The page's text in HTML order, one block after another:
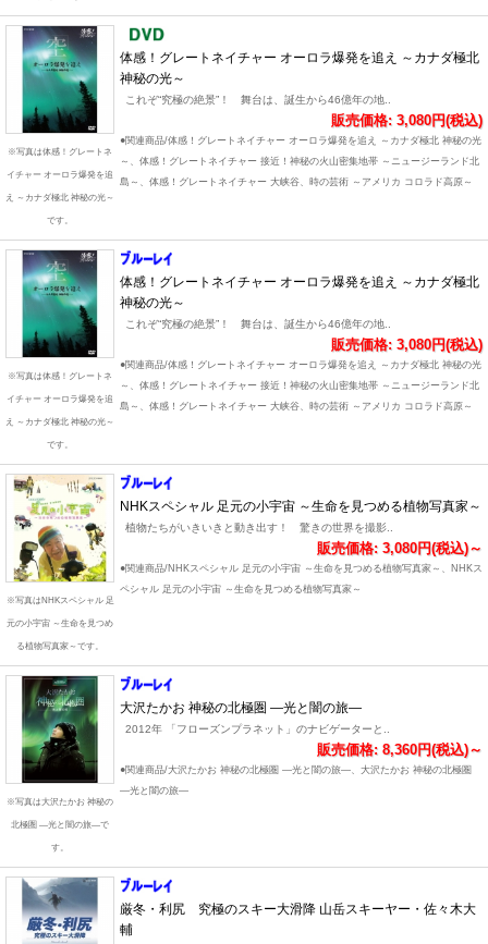
※写真は体感！グレートネ
イチャー オーロラ爆発を追
え ～カナダ極北 神秘の光～
です。
体感！グレートネイチャー オーロラ爆発を追え ～カナダ極北
神秘の光～
これぞ“究極の絶景”！ 舞台は、誕生から46億年の地..
販売価格: 3,080円(税込)
●関連商品/体感！グレートネイチャー オーロラ爆発を追え ～カナダ極北 神秘の光
～、体感！グレートネイチャー 接近！神秘の火山密集地帯 ～ニュージーランド北
島～、体感！グレートネイチャー 大峡谷、時の芸術 ～アメリカ コロラド高原～
※写真は体感！グレートネ
イチャー オーロラ爆発を追
え ～カナダ極北 神秘の光～
です。
体感！グレートネイチャー オーロラ爆発を追え ～カナダ極北
神秘の光～
これぞ“究極の絶景”！ 舞台は、誕生から46億年の地..
販売価格: 3,080円(税込)
●関連商品/体感！グレートネイチャー オーロラ爆発を追え ～カナダ極北 神秘の光
～、体感！グレートネイチャー 接近！神秘の火山密集地帯 ～ニュージーランド北
島～、体感！グレートネイチャー 大峡谷、時の芸術 ～アメリカ コロラド高原～
※写真はNHKスペシャル 足
元の小宇宙 ～生命を見つめ
る植物写真家～です。
NHKスペシャル 足元の小宇宙 ～生命を見つめる植物写真家～
植物たちがいきいきと動き出す！ 驚きの世界を撮影..
販売価格: 3,080円(税込)～
●関連商品/NHKスペシャル 足元の小宇宙 ～生命を見つめる植物写真家～、NHKス
ペシャル 足元の小宇宙 ～生命を見つめる植物写真家～
※写真は大沢たかお 神秘の
北極圏 ―光と闇の旅―で
す。
大沢たかお 神秘の北極圏 ―光と闇の旅―
2012年 「フローズンプラネット」のナビゲーターと..
販売価格: 8,360円(税込)～
●関連商品/大沢たかお 神秘の北極圏 ―光と闇の旅―、大沢たかお 神秘の北極圏
―光と闇の旅―
厳冬・利尻 究極のスキー大滑降 山岳スキーヤー・佐々木大
輔